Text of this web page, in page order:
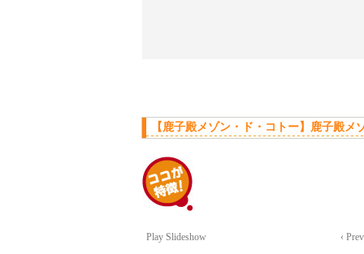
【鹿子殿メゾン・ド・コトー】鹿子殿
Play Slideshow ‹